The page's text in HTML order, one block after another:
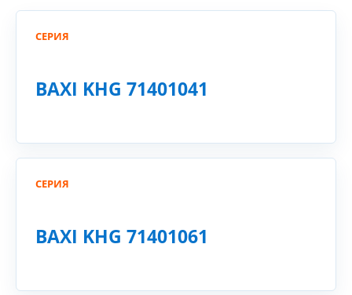
СЕРИЯ
BAXI KHG 71401041
СЕРИЯ
BAXI KHG 71401061